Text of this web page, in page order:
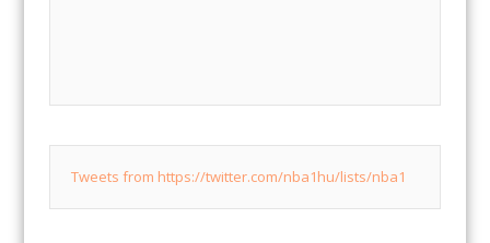
Tweets from https://twitter.com/nba1hu/lists/nba1